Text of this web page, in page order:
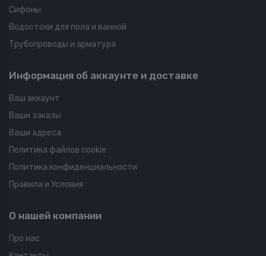
Сифоны
Водостоки для пола и ванной
Трубопроводы и арматура
Информация об аккаунте и доставке
Ваш аккаунт
Ваши заказы
Ваши адреса
Политика файлов cookie
Политика конфиденциальности
Правила и Условия
О нашей компании
Про нас